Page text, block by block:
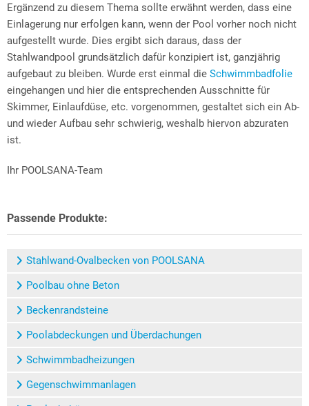
Ergänzend zu diesem Thema sollte erwähnt werden, dass eine
Einlagerung nur erfolgen kann, wenn der Pool vorher noch nicht
aufgestellt wurde. Dies ergibt sich daraus, dass der
Stahlwandpool grundsätzlich dafür konzipiert ist, ganzjährig
aufgebaut zu bleiben. Wurde erst einmal die Schwimmbadfolie
eingehangen und hier die entsprechenden Ausschnitte für
Skimmer, Einlaufdüse, etc. vorgenommen, gestaltet sich ein Ab-
und wieder Aufbau sehr schwierig, weshalb hiervon abzuraten
ist.
Ihr POOLSANA-Team
Passende Produkte:
Stahlwand-Ovalbecken von POOLSANA
Poolbau ohne Beton
Beckenrandsteine
Poolabdeckungen und Überdachungen
Schwimmbadheizungen
Gegenschwimmanlagen